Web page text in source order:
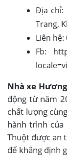
Địa chỉ:
Trang,
Liên hệ:
Fb:
Nhà xe
động từ năm
chất lượng
hành trình của
Thuột được an
để khẳng định